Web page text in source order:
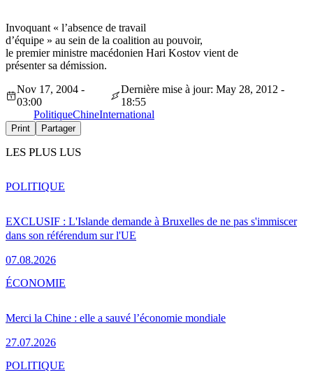
Invoquant « l’absence de travail
d’équipe » au sein de la coalition au pouvoir,
le premier ministre macédonien Hari Kostov vient de
présenter sa démission.
Nov 17, 2004 -
03:00
Dernière mise à jour: May 28, 2012 -
18:55
PolitiqueChineInternational
Print Partager
LES PLUS LUS
EXCLUSIF : L'Islande demande à Bruxelles de ne pas s'immiscer
dans son référendum sur l'UE
07.08.2026
POLITIQUE
Merci la Chine : elle a sauvé l’économie mondiale
27.07.2026
ÉCONOMIE
POLITIQUE